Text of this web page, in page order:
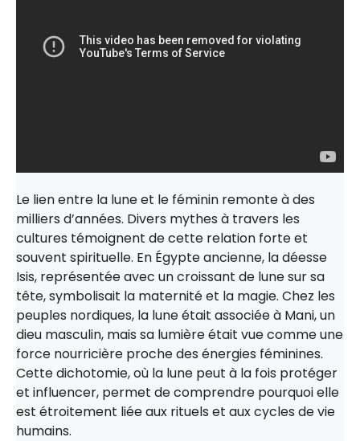
Le lien entre la lune et le féminin remonte à des
milliers d’années. Divers mythes à travers les
cultures témoignent de cette relation forte et
souvent spirituelle. En Égypte ancienne, la déesse
Isis, représentée avec un croissant de lune sur sa
tête, symbolisait la maternité et la magie. Chez les
peuples nordiques, la lune était associée à Mani, un
dieu masculin, mais sa lumière était vue comme une
force nourricière proche des énergies féminines.
Cette dichotomie, où la lune peut à la fois protéger
et influencer, permet de comprendre pourquoi elle
est étroitement liée aux rituels et aux cycles de vie
humains.